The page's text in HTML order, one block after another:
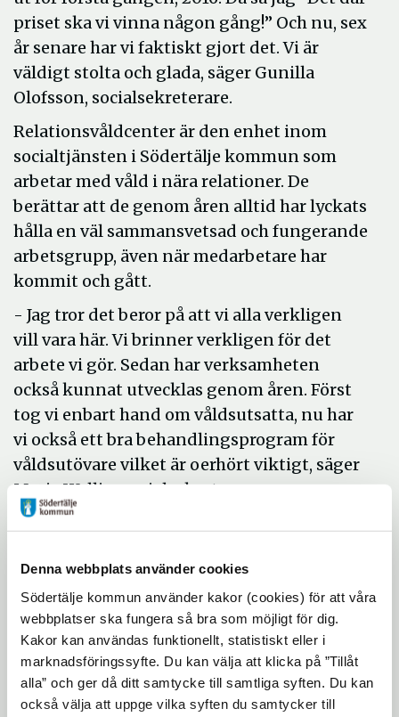
Denna webbplats använder cookies
Södertälje kommun använder kakor (cookies) för att våra
webbplatser ska fungera så bra som möjligt för dig.
Kakor kan användas funktionellt, statistiskt eller i
marknadsföringssyfte. Du kan välja att klicka på ”Tillåt
alla” och ger då ditt samtycke till samtliga syften. Du kan
också välja att uppge vilka syften du samtycker till
priset ska vi vinna någon gång!” Och nu, sex
år senare har vi faktiskt gjort det. Vi är
väldigt stolta och glada, säger Gunilla
Olofsson, socialsekreterare.
Relationsvåldcenter är den enhet inom
socialtjänsten i Södertälje kommun som
arbetar med våld i nära relationer. De
berättar att de genom åren alltid har lyckats
hålla en väl sammansvetsad och fungerande
arbetsgrupp, även när medarbetare har
kommit och gått.
- Jag tror det beror på att vi alla verkligen
vill vara här. Vi brinner verkligen för det
arbete vi gör. Sedan har verksamheten
också kunnat utvecklas genom åren. Först
tog vi enbart hand om våldsutsatta, nu har
vi också ett bra behandlingsprogram för
våldsutövare vilket är oerhört viktigt, säger
Maria Wallin, socialsekreterare.
En annan utveckling är att de har skapat en
- Man kan säga att jag hjälper klienterna
till självhjälp. Jag visar hur de kan söka egen
bostad, var de kan ta ekonomisk hjälp och
förklarar hur samhället fungerar, berättar
Noha Masso, familjebehandlare/stödperson.